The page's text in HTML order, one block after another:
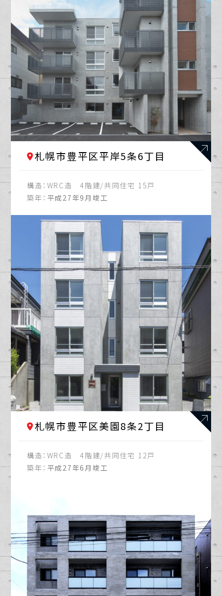
札幌市豊平区平岸5条6丁目
構造： WRC造 4階建/共同住宅 15戸
築年： 平成27年9月竣工
札幌市豊平区美園8条2丁目
構造： WRC造 4階建/共同住宅 12戸
築年： 平成27年6月竣工